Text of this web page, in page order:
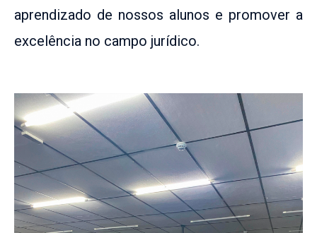
aprendizado de nossos alunos e promover a
excelência no campo jurídico.